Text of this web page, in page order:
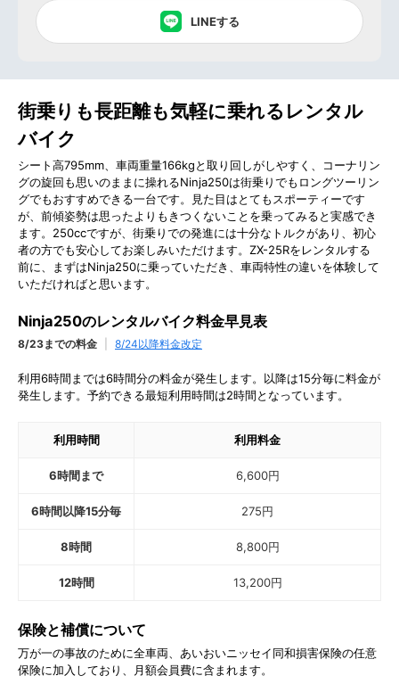
街乗りも長距離も気軽に乗れるレンタル
バイク
シート高795mm、車両重量166kgと取り回しがしやすく、コーナリン
グの旋回も思いのままに操れるNinja250は街乗りでもロングツーリン
グでもおすすめできる一台です。見た目はとてもスポーティーです
が、前傾姿勢は思ったよりもきつくないことを乗ってみると実感でき
ます。250ccですが、街乗りでの発進には十分なトルクがあり、初心
者の方でも安心してお楽しみいただけます。ZX-25Rをレンタルする
前に、まずはNinja250に乗っていただき、車両特性の違いを体験して
いただければと思います。
Ninja250のレンタルバイク料金早見表
8/23までの料金 8/24以降料金改定
利用6時間までは6時間分の料金が発生します。以降は15分毎に料金が
発生します。予約できる最短利用時間は2時間となっています。
利用時間 利用料金
6時間まで 6,600円
6時間以降15分毎 275円
8時間 8,800円
12時間 13,200円
保険と補償について
万が一の事故のために全車両、あいおいニッセイ同和損害保険の任意
保険に加入しており、月額会員費に含まれます。
LINEする